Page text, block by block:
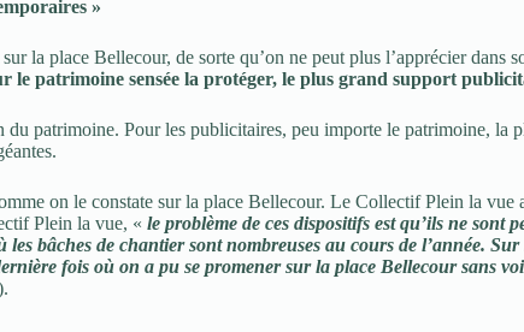
»
la place Bellecour, de sorte qu’on ne peut plus l’apprécier dans
le patrimoine sensée la protéger, le plus grand support
patrimoine. Pour les publicitaires, peu importe le patrimoine, la
on le constate sur la place Bellecour. Le Collectif Plein la
Plein la vue, « le problème de ces dispositifs est qu’ils ne sont
bâches de chantier sont nombreuses au cours de l’année.
fois où on a pu se promener sur la place Bellecour sans